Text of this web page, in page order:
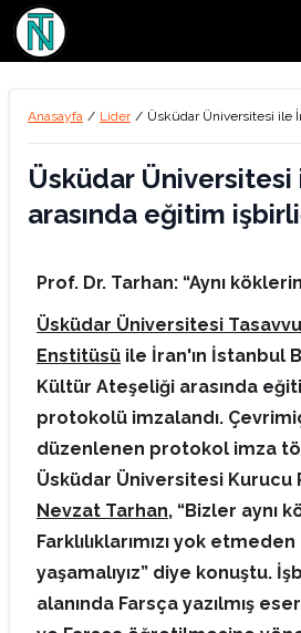
Anasayfa / Lider / Üsküdar Üniversitesi ile
Üsküdar Üniversitesi
arasında eğitim
Prof. Dr. Tarhan: “Aynı köklerin
Üsküdar Üniversitesi
Enstitüsü ile İran'ın İstanbul
Kültür Ateşeliği arasında
protokolü imzalandı.
düzenlenen protokol imza
Üsküdar Üniversitesi Kurucu
Nevzat Tarhan, “Bizler aynı
Farklılıklarımızı yok
yaşamalıyız” diye konuştu.
alanında Farsça yazılmış